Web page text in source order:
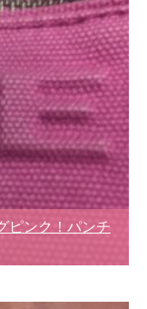
ピンク！パンチ